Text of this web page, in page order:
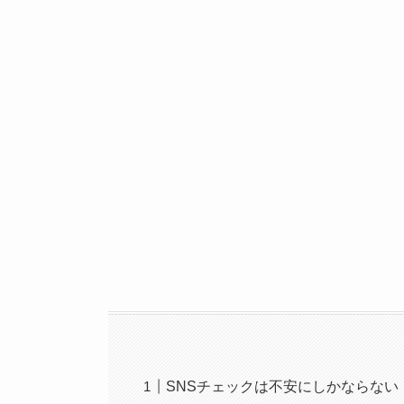
SNSチェックは不安にしかならない